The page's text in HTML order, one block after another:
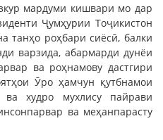
мардуми кишвари мо дар
Ҷумҳурии Тоҷикистон
танҳо роҳбари сиёсӣ, балки
варзида, абармарди дунёи
ва роҳнамову дастгири
Ӯро ҳамчун қутбнамои
худро мухлису пайрави
ва меҳанпарасту